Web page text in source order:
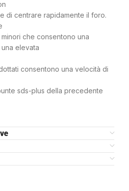
di centrare rapidamente il foro.
che consentono una
elevata
consentono una velocità di
sds-plus della precedente